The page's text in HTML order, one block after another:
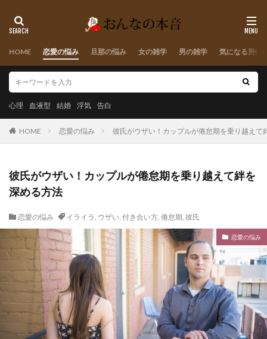
HOME 恋愛の悩み 旦那の悩み 女の雑学 男の雑学 気になる男性
心理 血液型 結婚 浮気 告白
HOME 恋愛の悩み 彼氏がウザい！カップルが倦怠期を乗り越えて
彼氏がウザい！カップルが倦怠期を乗り越えて絆を
深める方法
恋愛の悩み イライラ, ウザい, 付き合い方, 倦怠期, 彼氏
恋愛の悩み